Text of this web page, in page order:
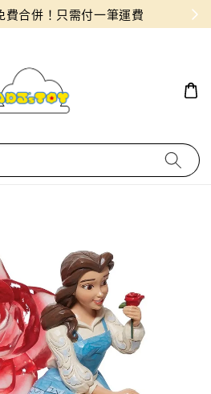
費合併！只需付一筆運費